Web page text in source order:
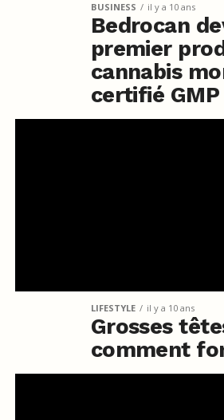
BUSINESS il y a 10 ans
Bedrocan
premier
cannabis
certifié GMP
LIFESTYLE il y a 10 ans
Grosses
comment